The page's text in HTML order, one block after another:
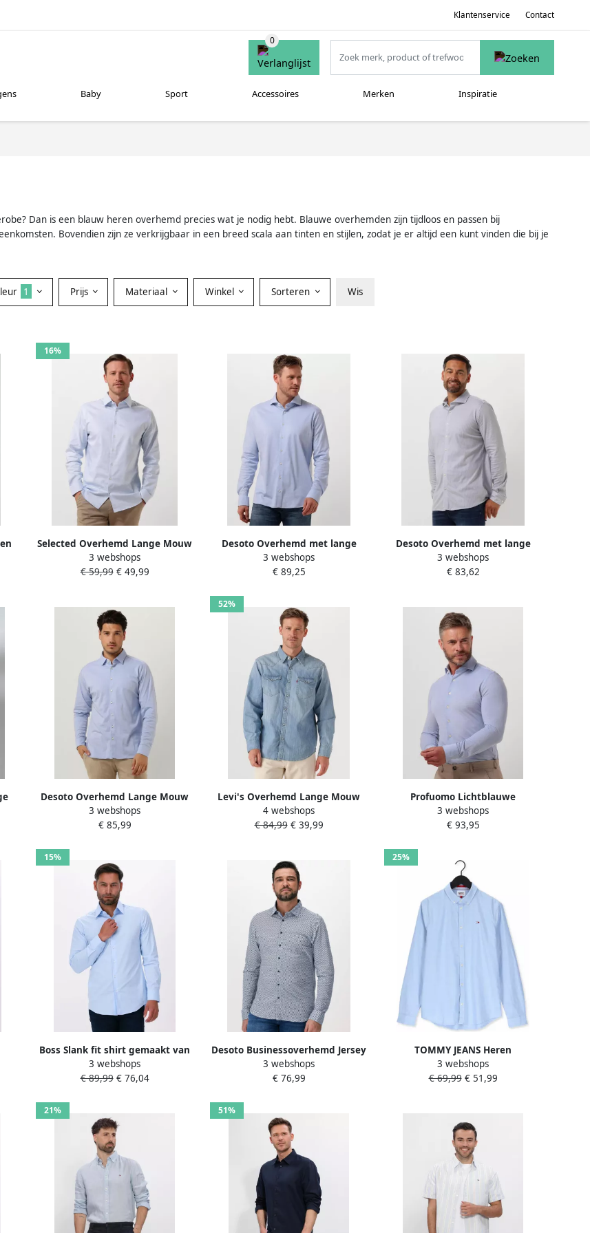
Klantenservice Contact
Baby Sport Accessoires Merken Inspiratie
Dan is een blauw heren overhemd precies wat je nodig hebt. Blauwe overhemden zijn tijdloos en passen bij
Bovendien zijn ze verkrijgbaar in een breed scala aan tinten en stijlen, zodat je er altijd een kunt vinden die bij je
1 Prijs Materiaal Winkel Sorteren Wis
16%
Selected Overhemd Lange Mouw
16092939 SLIM-PERFORMANCE-
LIGHT BLUE MIXED WITH WHITE
3 webshops
€ 59,99€ 49,99
Desoto Overhemd met lange
mouwen Jersey overhemd
Essential Hai lange mouw
3 webshops
€ 89,25
Desoto Overhemd met lange
mouwen Jersey overhemd
Essential Hai lange mouw
3 webshops
€ 83,62
Desoto Overhemd Lange Mouw
Overhemd Strijkvrij Kent
Melange Lichtblauw
3 webshops
€ 85,99
52%
Levi's Overhemd Lange Mouw
Levis Barstow Western Standard
Esta Noche
4 webshops
€ 84,99€ 39,99
Profuomo Lichtblauwe
Overhemdjurk van Katoen met
Slim Fit Blue Heren
3 webshops
€ 93,95
15%
Boss Slank fit shirt gemaakt van
ijzerlichtelastische katoenen
popeline Blauw Heren
3 webshops
€ 89,99€ 76,04
Desoto Businessoverhemd Jersey
overhemd Casual Kent lange
mouw Flexibele stretch met
3 webshops
€ 76,99
25%
TOMMY JEANS Heren
Overhemden Tjm Slim Stretch
Oxford Shirt Lichtblauw
3 webshops
€ 69,99€ 51,99
21% 51%